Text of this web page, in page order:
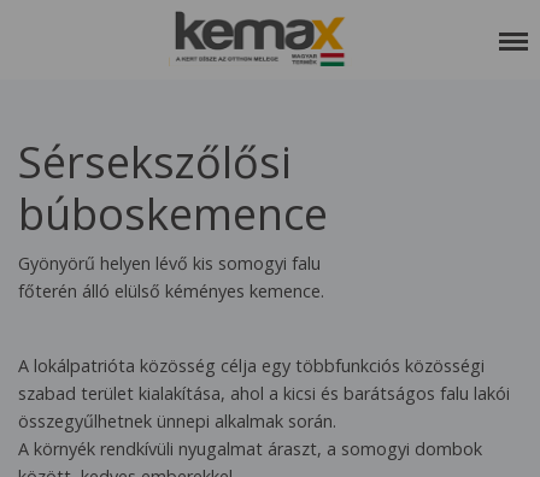
SZOLGÁLTATÁSAINK
REFERENCIÁK
KEDVCSINÁLÓ
ETIKAI KÓDEX
Sérsekszőlősi
búboskemence
Gyönyörű helyen lévő kis somogyi falu
főterén álló elülső kéményes kemence.
A lokálpatrióta közösség célja egy többfunkciós közösségi
szabad terület kialakítása, ahol a kicsi és barátságos falu lakói
összegyűlhetnek ünnepi alkalmak során.
A környék rendkívüli nyugalmat áraszt, a somogyi dombok